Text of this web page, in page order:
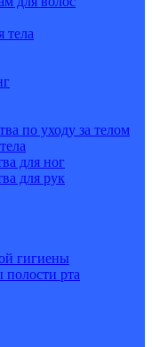
тела
по уходу за телом
для ног
для рук
гигиены
полости рта